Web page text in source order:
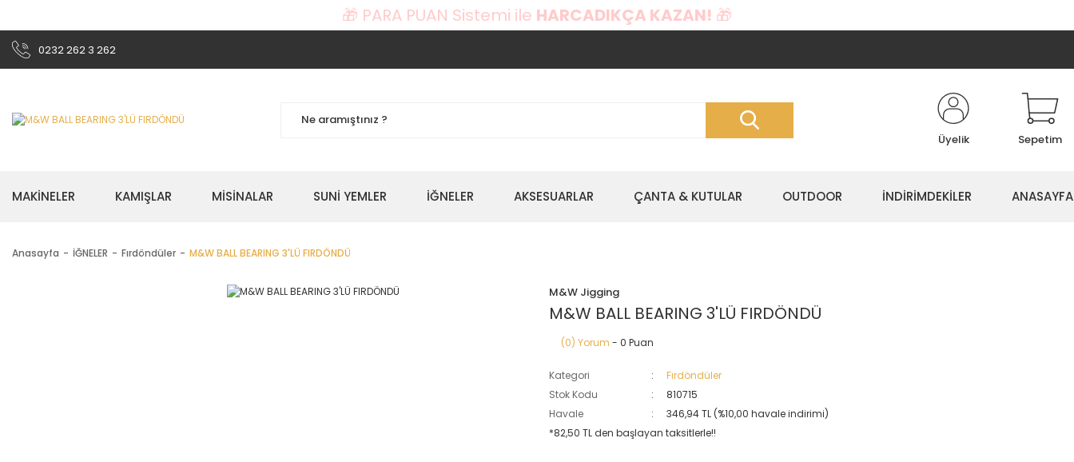
🎁 PARA PUAN Sistemi ile HARCADIKÇA KAZAN! 🎁
0232 262 3 262
Üyelik Sepetim
MAKİNELER KAMIŞLAR MİSİNALAR SUNİ YEMLER İĞNELER AKSESUARLAR ÇANTA & KUTULAR OUTDOOR İNDİRİMDEKİLER ANASAYFA
Anasayfa İĞNELER Fırdöndüler M&W BALL BEARING 3'LÜ FIRDÖNDÜ
M&W Jigging
M&W BALL BEARING 3'LÜ FIRDÖNDÜ
(0) Yorum - 0 Puan
Kategori
Fırdöndüler
Stok Kodu
810715
Havale
346,94 TL (%10,00 havale indirimi)
*82,50 TL den başlayan taksitlerle!!